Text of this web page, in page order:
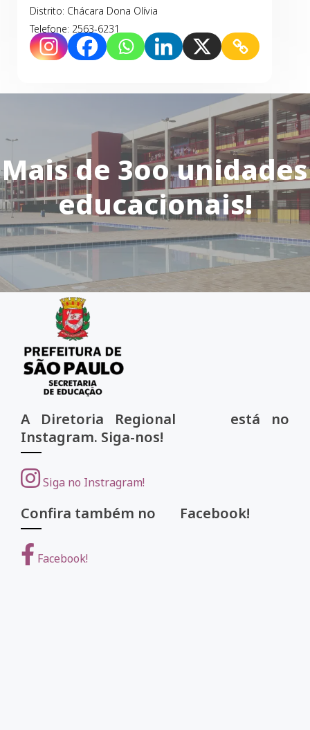
Distrito: Chácara Dona Olívia
Telefone: 2563-6231
Mais de 3oo unidades
educacionais!
A Diretoria Regional está no
Instagram. Siga-nos!
Siga no Instragram!
Confira também no Facebook!
Facebook!